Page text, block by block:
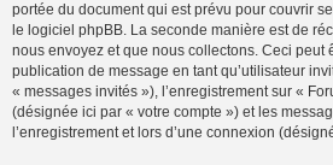
portée du document qui est prévu pour couvrir
le logiciel phpBB. La seconde manière est de
nous envoyez et que nous collectons. Ceci peut
publication de message en tant qu’utilisateur
« messages invités »), l’enregistrement sur «
(désignée ici par « votre compte ») et les
l’enregistrement et lors d’une connexion